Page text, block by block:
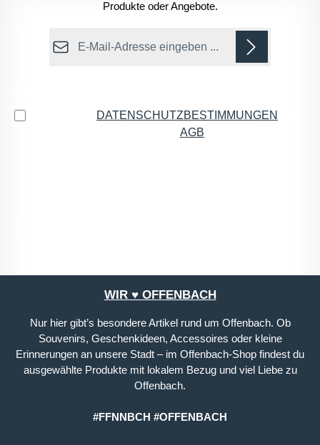
Produkte oder Angebote.
E-Mail-Adresse*
DATENSCHUTZBESTIMMUNGEN
AGB
WIR ♥ OFFENBACH
Nur hier gibt’s besondere Artikel rund um Offenbach. Ob
Souvenirs, Geschenkideen, Accessoires oder kleine
Erinnerungen an unsere Stadt – im Offenbach-Shop findest du
ausgewählte Produkte mit lokalem Bezug und viel Liebe zu
Offenbach.
#FFNNBCH #OFFENBACH